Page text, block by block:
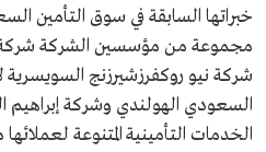
خبراتها السابقة في سوق التأمين
مجموعة من مؤسسين الشركة شركة
شركة نيو روكفرزشيرزنج السويسرية
السعودي الهولندي وشركة إبراهيم
الخدمات التأمينية المتنوعة